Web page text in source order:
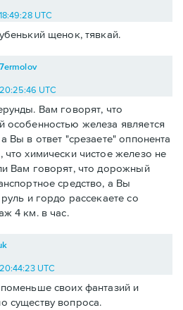
UTC
щенок, тявкай.
UTC
Вам говорят, что
особенностью железа является
Вы в ответ "срезаете" оппонента
что химически чистое железо не
Вам говорят, что дорожный
средство, а Вы
руль и гордо рассекаете со
4 км. в час.
UTC
своих фантазий и
существу вопроса.